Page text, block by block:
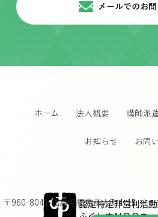
メールでのお
ホーム 法人概要 講師派
お知らせ お問
〒960-8041 福島県福島市大町4-15 チ